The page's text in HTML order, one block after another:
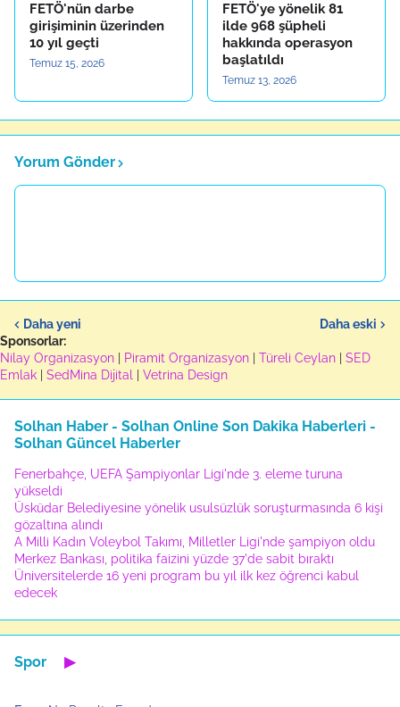
FETÖ'nün darbe
girişiminin üzerinden
10 yıl geçti
Temuz 15, 2026
FETÖ'ye yönelik 81
ilde 968 şüpheli
hakkında operasyon
başlatıldı
Temuz 13, 2026
Yorum Gönder
Daha yeni
Daha eski
Sponsorlar:
Nilay Organizasyon
Piramit Organizasyon Türeli Ceylan
SED
Emlak
SedMina Dijital Vetrina Design
Solhan Haber - Solhan Online Son Dakika Haberleri -
Solhan Güncel Haberler
Fenerbahçe, UEFA Şampiyonlar Ligi'nde 3. eleme turuna
yükseldi
Üsküdar Belediyesine yönelik usulsüzlük soruşturmasında 6 kişi
gözaltına alındı
A Milli Kadın Voleybol Takımı, Milletler Ligi'nde şampiyon oldu
Merkez Bankası, politika faizini yüzde 37'de sabit bıraktı
Üniversitelerde 16 yeni program bu yıl ilk kez öğrenci kabul
edecek
Spor ▶